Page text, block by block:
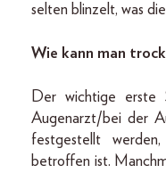
selten blinzelt, was
Wie kann man
Der wichtige erste
Augenarzt/bei der
festgestellt
betroffen ist.